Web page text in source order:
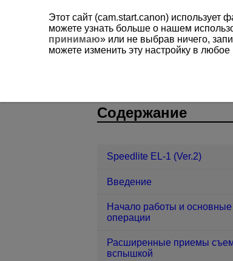
Speedlite EL-1 (Ver.2)
Содержание
Speedlite EL-1 (Ver.2)
Введение
Начало работы и основные
операции
Расширенные приемы
вспышкой
Этот сайт (cam.start.canon)
можете узнать больше о нашем
принимаю» или не выбрав ничего,
можете изменить эту настройку в